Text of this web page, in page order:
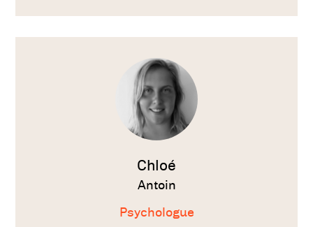
Voir
Chloé
Antoin
Psychologue